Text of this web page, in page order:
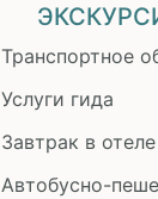
Транспортное
Услуги гида
Завтрак в отеле
Автобусно-